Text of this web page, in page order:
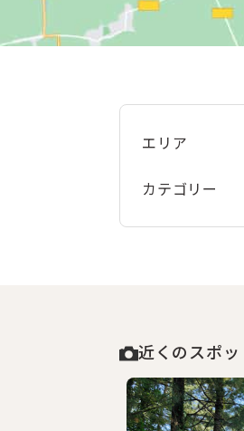
エリア
カテゴリー
近くのスポッ